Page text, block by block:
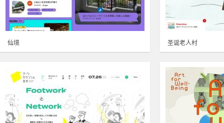
仙境 圣诞老人村